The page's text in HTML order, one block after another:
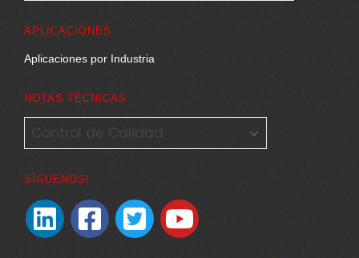
APLICACIONES
Aplicaciones por Industria
NOTAS TÉCNICAS
SÍGUENOS!